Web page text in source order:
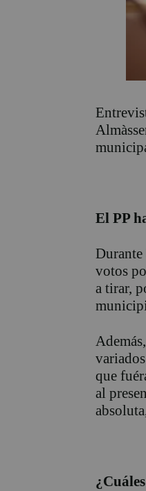
El PP
Durante
votos
a tirar,
que
al